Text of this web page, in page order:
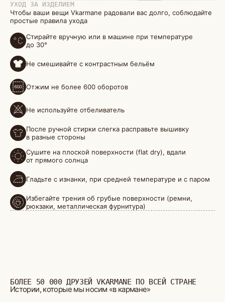
УХОД ЗА ИЗДЕЛИЕМ
Чтобы ваши вещи Vkarmane радовали вас долго, соблюдайте
простые правила ухода
Стирайте вручную или в машине при температуре
до 30°
Не смешивайте с контрастным бельём
Отжим не более 600 оборотов
Не используйте отбеливатель
После ручной стирки слегка расправьте вышивку
в разные стороны
Сушите на плоской поверхности (flat dry), вдали
от прямого солнца
Гладьте с изнанки, при средней температуре и с паром
Избегайте трения об грубые поверхности (ремни,
рюкзаки, металлическая фурнитура)
БОЛЕЕ 50 000 ДРУЗЕЙ VKARMANE ПО ВСЕЙ СТРАНЕ
Истории, которые мы носим «в кармане»